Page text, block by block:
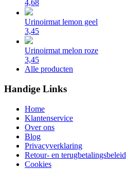
4,68
Urinoirmat lemon geel
3,45
Urinoirmat melon roze
3,45
Alle producten
Handige Links
Home
Klantenservice
Over ons
Blog
Privacyverklaring
Retour- en terugbetalingsbeleid
Cookies